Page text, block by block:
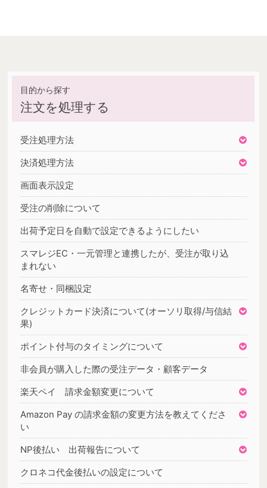
注文を処理する
受注処理方法
決済処理方法
画面表示設定
受注の削除について
出荷予定日を自動で設定できるようにしたい
スマレジEC・一元管理と連携したが、受注が取り込
まれない
名寄せ・同梱設定
クレジットカード決済について(オーソリ取得/与信結
果)
ポイント付与のタイミングについて
非会員が購入した際の受注データ・顧客データ
楽天ペイ 請求金額変更について
Amazon Pay の請求金額の変更方法を教えてくださ
い
NP後払い 出荷報告について
クロネコ代金後払いの設定について